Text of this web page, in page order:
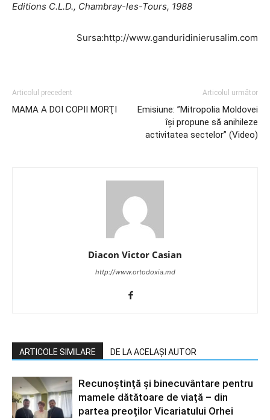
Editions C.L.D., Chambray-les-Tours, 1988
Sursa:http://www.ganduridinierusalim.com
Articolul precedent
MAMA A DOI COPII MORŢI
Articolul următor
Emisiune: ”Mitropolia Moldovei
își propune să anihileze
activitatea sectelor” (Video)
Diacon Victor Casian
http://www.ortodoxia.md
ARTICOLE SIMILARE DE LA ACELAȘI AUTOR
Recunoștință și binecuvântare pentru
mamele dătătoare de viață – din
partea preoților Vicariatului Orhei